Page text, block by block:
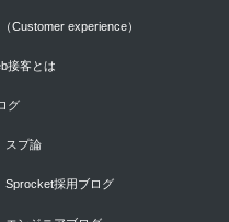
Customer experience）
接客とは
グ
スプ論
Sprocket採用ブログ